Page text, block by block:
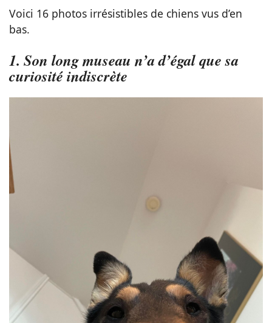
Voici 16 photos irrésistibles de chiens vus d’en
bas.
1. Son long museau n’a d’égal que sa
curiosité indiscrète